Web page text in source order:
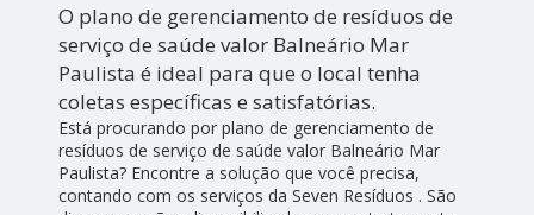
O plano de gerenciamento de resíduos de
serviço de saúde valor Balneário Mar
Paulista é ideal para que o local tenha
coletas específicas e satisfatórias.
Está procurando por plano de gerenciamento de
resíduos de serviço de saúde valor Balneário Mar
Paulista? Encontre a solução que você precisa,
contando com os serviços da Seven Resíduos . São